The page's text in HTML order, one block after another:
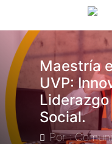
Maestría
UVP:
Social.
Por :